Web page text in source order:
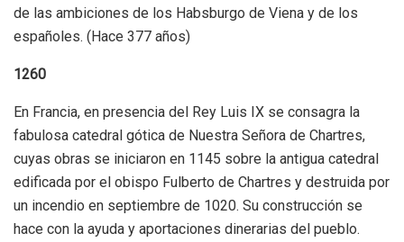
de las ambiciones de los Habsburgo de Viena y de los
españoles. (Hace 377 años)
1260
En Francia, en presencia del Rey Luis IX se consagra la
fabulosa catedral gótica de Nuestra Señora de Chartres,
cuyas obras se iniciaron en 1145 sobre la antigua catedral
edificada por el obispo Fulberto de Chartres y destruida por
un incendio en septiembre de 1020. Su construcción se
hace con la ayuda y aportaciones dinerarias del pueblo.